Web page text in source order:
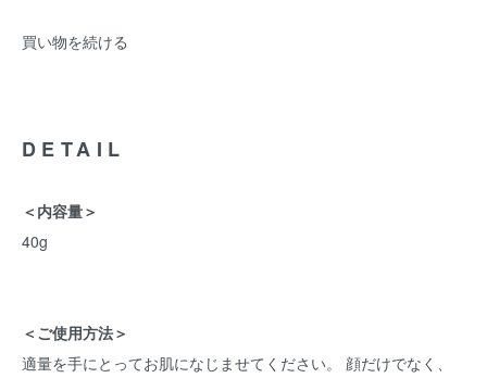
買い物を続ける
DETAIL
＜内容量＞
40g
＜ご使用方法＞
適量を手にとってお肌になじませてください。 顔だけでなく、